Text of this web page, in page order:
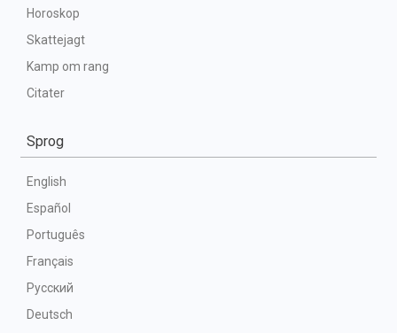
Horoskop
Skattejagt
Kamp om rang
Citater
Sprog
English
Español
Português
Français
Русский
Deutsch